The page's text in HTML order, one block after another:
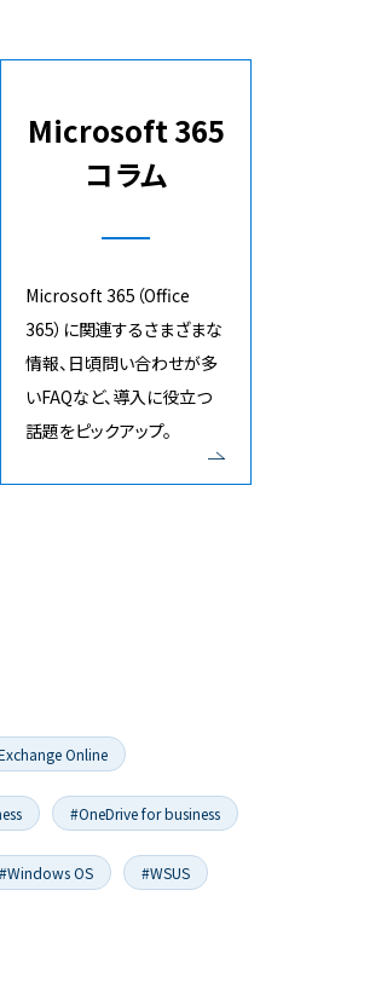
Microsoft 365
コラム
Microsoft 365（Office
365）に関連するさまざまな
情報、日頃問い合わせが多
いFAQなど、導入に役立つ
話題をピックアップ。
Online
#OneDrive for business
#Windows OS #WSUS